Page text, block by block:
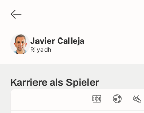
Javier Calleja
Riyadh
Karriere als Spieler